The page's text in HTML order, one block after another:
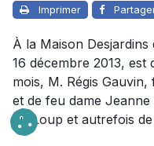
Imprimer
À la Maison
16 décembre 2013, est
mois, M. Régis
et de feu dame
du-Loup et autrefois